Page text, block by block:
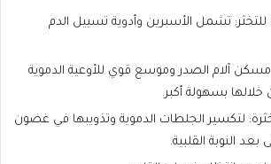
للتخثر: تشمل الأسبرين وأدوية تسييل الدم
مسكن آلام الصدر وموسع قوي للأوعية الدموية
بسهولة أكبر.
لتكسير الجلطات الدموية وتذويبها في غضون